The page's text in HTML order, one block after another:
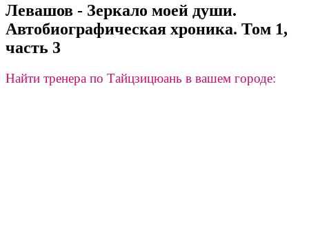
Левашов - Зеркало моей души.
Автобиографическая хроника. Том 1,
часть 3
Найти тренера по Тайцзицюань в вашем городе: